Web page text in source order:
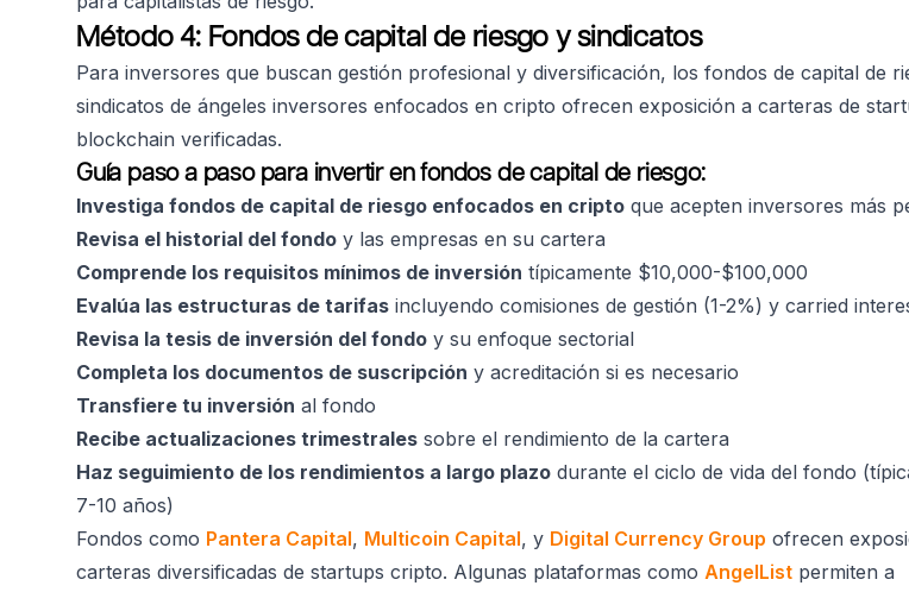
Método 4: Fondos de capital de riesgo y sindicatos
Para inversores que buscan gestión profesional y diversificación, los fondos de capital de
sindicatos de ángeles inversores enfocados en cripto ofrecen exposición a carteras de
blockchain verificadas.
Guía paso a paso para invertir en fondos de capital de riesgo:
Investiga fondos de capital de riesgo enfocados en cripto que acepten inversores más
Revisa el historial del fondo y las empresas en su cartera
Comprende los requisitos mínimos de inversión típicamente $10,000-$100,000
Evalúa las estructuras de tarifas incluyendo comisiones de gestión (1-2%) y carried
Revisa la tesis de inversión del fondo y su enfoque sectorial
Completa los documentos de suscripción y acreditación si es necesario
Transfiere tu inversión al fondo
Recibe actualizaciones trimestrales sobre el rendimiento de la cartera
Haz seguimiento de los rendimientos a largo plazo durante el ciclo de vida del fondo
7-10 años)
Fondos como Pantera Capital, Multicoin Capital, y Digital Currency Group ofrecen
carteras diversificadas de startups cripto. Algunas plataformas como AngelList permiten a